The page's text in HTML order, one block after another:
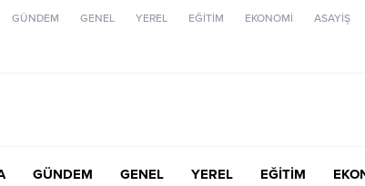
GÜNDEM GENEL YEREL EĞİTİM EKONOMİ ASAYİŞ
GÜNDEM GENEL YEREL EĞİTİM